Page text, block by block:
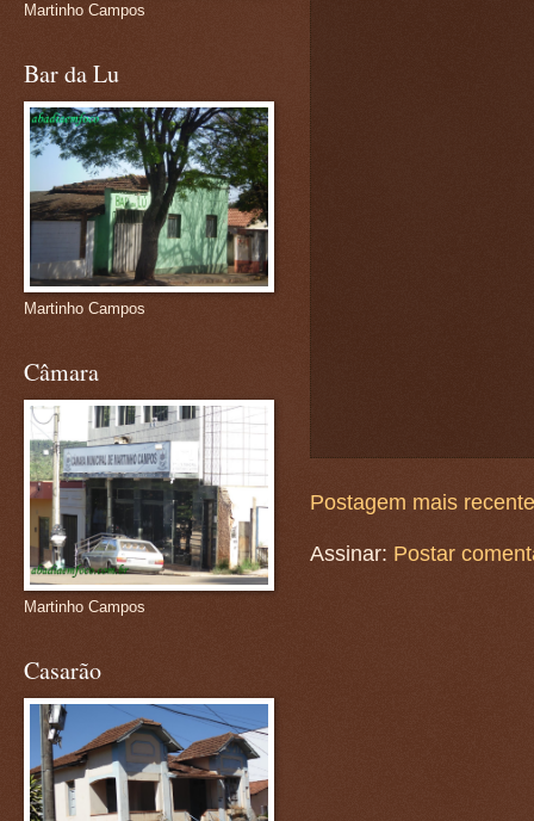
Postagem mais recente
Assinar: Postar
Martinho Campos
Bar da Lu
Martinho Campos
Câmara
Martinho Campos
Casarão